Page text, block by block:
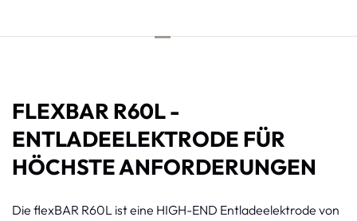
FLEXBAR R60L -
ENTLADEELEKTRODE FÜR
HÖCHSTE ANFORDERUNGEN
Die flexBAR R60L ist eine HIGH-END Entladeelektrode von